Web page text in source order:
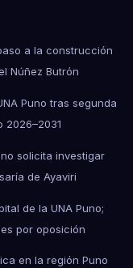
a la construcción
Núñez Butrón
Puno tras segunda
2026–2031
solicita investigar
de Ayaviri
de la UNA Puno;
por oposición
en la región Puno